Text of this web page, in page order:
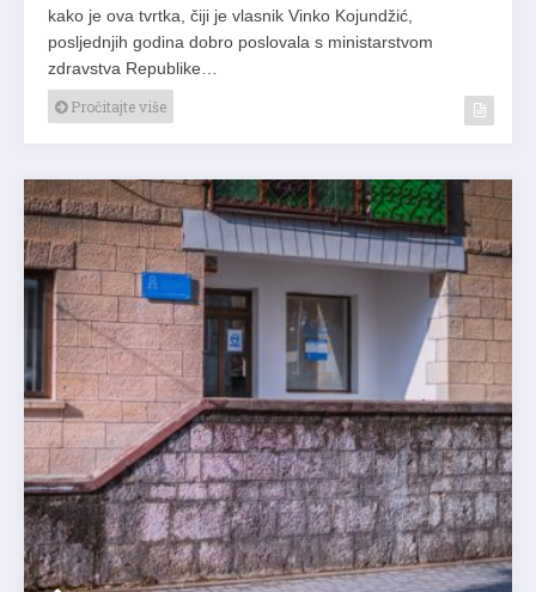
kako je ova tvrtka, čiji je vlasnik Vinko Kojundžić,
posljednjih godina dobro poslovala s ministarstvom
zdravstva Republike…
Pročitajte više